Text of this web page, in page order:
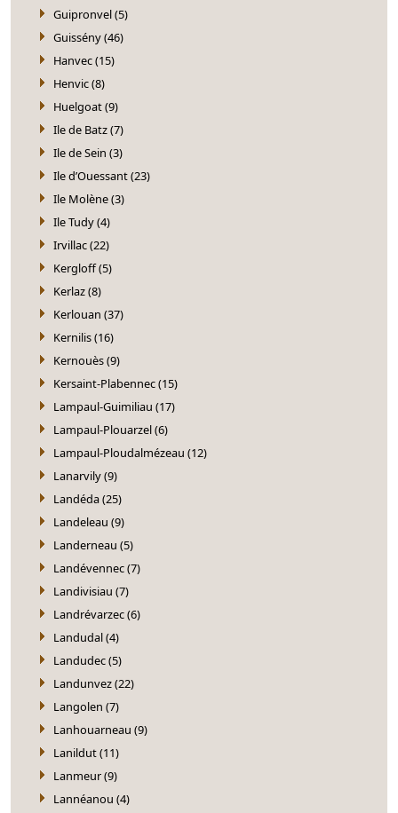
Guipronvel (5)
Guissény (46)
Hanvec (15)
Henvic (8)
Huelgoat (9)
Ile de Batz (7)
Ile de Sein (3)
Ile d’Ouessant (23)
Ile Molène (3)
Ile Tudy (4)
Irvillac (22)
Kergloff (5)
Kerlaz (8)
Kerlouan (37)
Kernilis (16)
Kernouès (9)
Kersaint-Plabennec (15)
Lampaul-Guimiliau (17)
Lampaul-Plouarzel (6)
Lampaul-Ploudalmézeau (12)
Lanarvily (9)
Landéda (25)
Landeleau (9)
Landerneau (5)
Landévennec (7)
Landivisiau (7)
Landrévarzec (6)
Landudal (4)
Landudec (5)
Landunvez (22)
Langolen (7)
Lanhouarneau (9)
Lanildut (11)
Lanmeur (9)
Lannéanou (4)